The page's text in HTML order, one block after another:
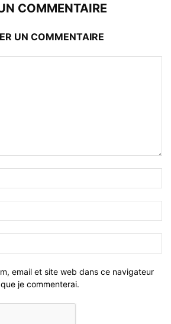
COMMENTAIRE
UN COMMENTAIRE
email et site web dans ce navigateur
je commenterai.